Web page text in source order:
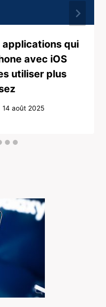
applications qui
avec iOS
utiliser plus
14 août 2025